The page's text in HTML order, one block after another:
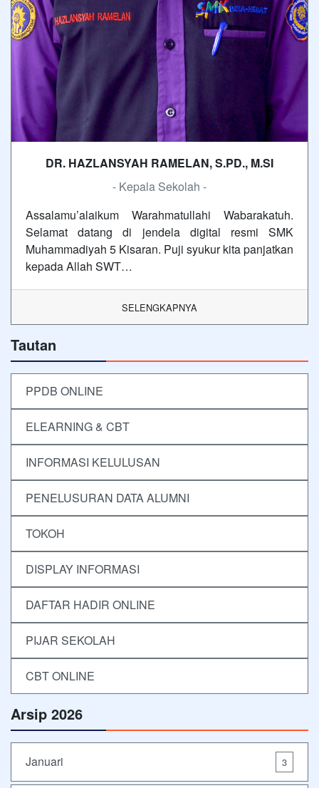
DR. HAZLANSYAH RAMELAN, S.PD., M.SI
- Kepala Sekolah -
Assalamu’alaikum Warahmatullahi Wabarakatuh.
Selamat datang di jendela digital resmi SMK
Muhammadiyah 5 Kisaran. Puji syukur kita panjatkan
kepada Allah SWT…
SELENGKAPNYA
Tautan
PPDB ONLINE
ELEARNING & CBT
INFORMASI KELULUSAN
PENELUSURAN DATA ALUMNI
TOKOH
DISPLAY INFORMASI
DAFTAR HADIR ONLINE
PIJAR SEKOLAH
CBT ONLINE
Arsip 2026
Januari 3